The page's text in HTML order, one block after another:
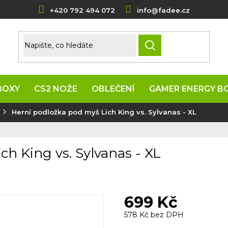
+420 792 494 072 info@fadee.cz
HLEDAT
CS2 NOŽE OBLEČENÍ GAMER ENERGY
Herní podložka pod myš Lich King vs. Sylvanas - XL
King vs. Sylvanas - XL
699 Kč
578 Kč bez DPH